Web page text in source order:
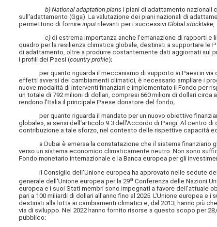
b) National adaptation plans i piani di adattamento
sull'adattamento (Gga). La valutazione dei piani nazionali di
permettono di fornireinputrilevanti per i successiviGlobal stocktake
c) di estrema importanza anche l'emanazione di rapporti
quadro per la resilienza climatica globale, destinati a supportare le
di adattamento, oltre a produrre costantemente dati aggiornati sul
i profili dei Paesi (country profile);
per quanto riguarda il meccanismo di supporto ai Paesi in via
effetti avversi dei cambiamenti climatici, è necessario ampliare i
nuove modalità di interventi finanziari e implementato il Fondo per
un totale di 792 milioni di dollari, compresi 660 milioni di dollari
rendono l'Italia il principale Paese donatore del fondo;
per quanto riguarda il mandato per un nuovo obiettivo
globale», ai sensi dell'articolo 9.3 dell'Accordo di Parigi. Al centro
contribuzione a tale sforzo, nel contesto delle rispettive capacità
a Dubai è emersa la constatazione che il sistema finanziario
verso un sistema economico climaticamente neutro. Non sono
Fondo monetario internazionale e la Banca europea per gli
il Consiglio dell'Unione europea ha approvato nelle sedute
generale dell'Unione europea per la 29a Conferenza delle Nazioni
europea e i suoi Stati membri sono impegnati a favore dell'attuale
pari a 100 miliardi di dollari all'anno fino al 2025. L'Unione europea
destinati alla lotta ai cambiamenti climatici e, dal 2013, hanno più
via di sviluppo. Nel 2022 hanno fornito risorse a questo scopo per
pubblico;